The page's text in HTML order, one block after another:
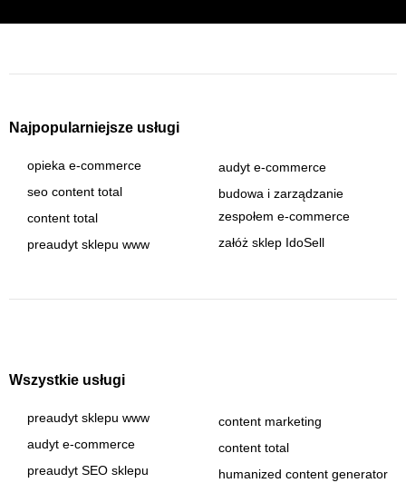
Najpopularniejsze usługi
opieka e-commerce
seo content total
content total
preaudyt sklepu www
audyt e-commerce
budowa i zarządzanie
zespołem e-commerce
załóż sklep IdoSell
Wszystkie usługi
preaudyt sklepu www
audyt e-commerce
preaudyt SEO sklepu
content marketing
content total
humanized content generator